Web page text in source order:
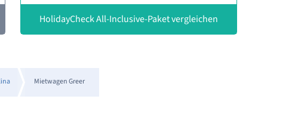
HolidayCheck All-Inclusive-Paket vergleichen
Mietwagen Greer